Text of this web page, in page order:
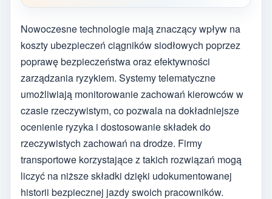
Nowoczesne technologie mają znaczący wpływ na
koszty ubezpieczeń ciągników siodłowych poprzez
poprawę bezpieczeństwa oraz efektywności
zarządzania ryzykiem. Systemy telematyczne
umożliwiają monitorowanie zachowań kierowców w
czasie rzeczywistym, co pozwala na dokładniejsze
ocenienie ryzyka i dostosowanie składek do
rzeczywistych zachowań na drodze. Firmy
transportowe korzystające z takich rozwiązań mogą
liczyć na niższe składki dzięki udokumentowanej
historii bezpiecznej jazdy swoich pracowników.